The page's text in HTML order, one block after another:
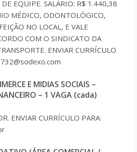
DE EQUIPE. SALÁRIO: R$ 1.440,38
MÉDICO, ODONTOLÓGICO,
NO LOCAL, E VALE
COM O SINDICATO DA
ENVIAR CURRÍCULO
E MIDIAS SOCIAIS –
– 1 VAGA (cada)
ENVIAR CURRÍCULO PARA: